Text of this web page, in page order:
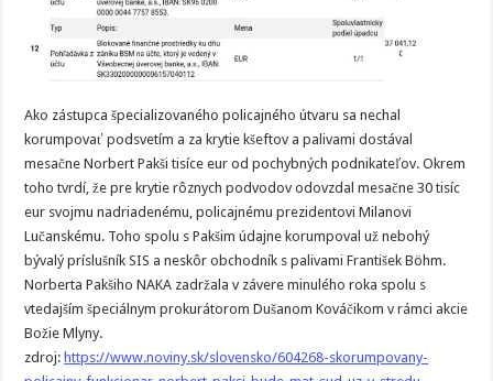
Ako zástupca špecializovaného policajného útvaru sa nechal
korumpovať podsvetím a za krytie kšeftov a palivami dostával
mesačne Norbert Pakši tisíce eur od pochybných podnikateľov. Okrem
toho tvrdí, že pre krytie rôznych podvodov odovzdal mesačne 30 tisíc
eur svojmu nadriadenému, policajnému prezidentovi Milanovi
Lučanskému. Toho spolu s Pakšim údajne korumpoval už nebohý
bývalý príslušník SIS a neskôr obchodník s palivami František Böhm.
Norberta Pakšiho NAKA zadržala v závere minulého roka spolu s
vtedajším špeciálnym prokurátorom Dušanom Kováčikom v rámci akcie
Božie Mlyny.
zdroj: https://www.noviny.sk/slovensko/604268-skorumpovany-